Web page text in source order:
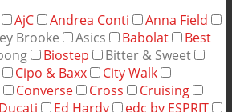
AjC Andrea Conti
Anna Field
Brooke Asics Babolat
Best
Biostep
Bitter & Sweet
Cipo & Baxx
City Walk
Converse Cross
Cruising
Ducati Ed Hardy
edc by ESPRIT